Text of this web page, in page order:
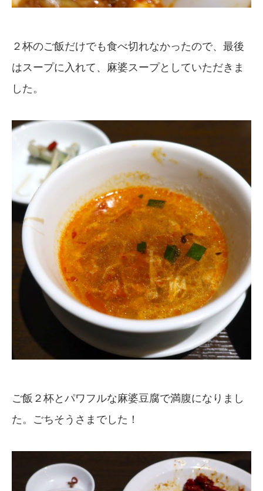
２杯のご飯だけでも食べ切れなかったので、最後
はスープに入れて、麻婆スープとしていただきま
した。
ご飯２杯とパワフルな麻婆豆腐で満腹になりまし
た。ごちそうさまでした！